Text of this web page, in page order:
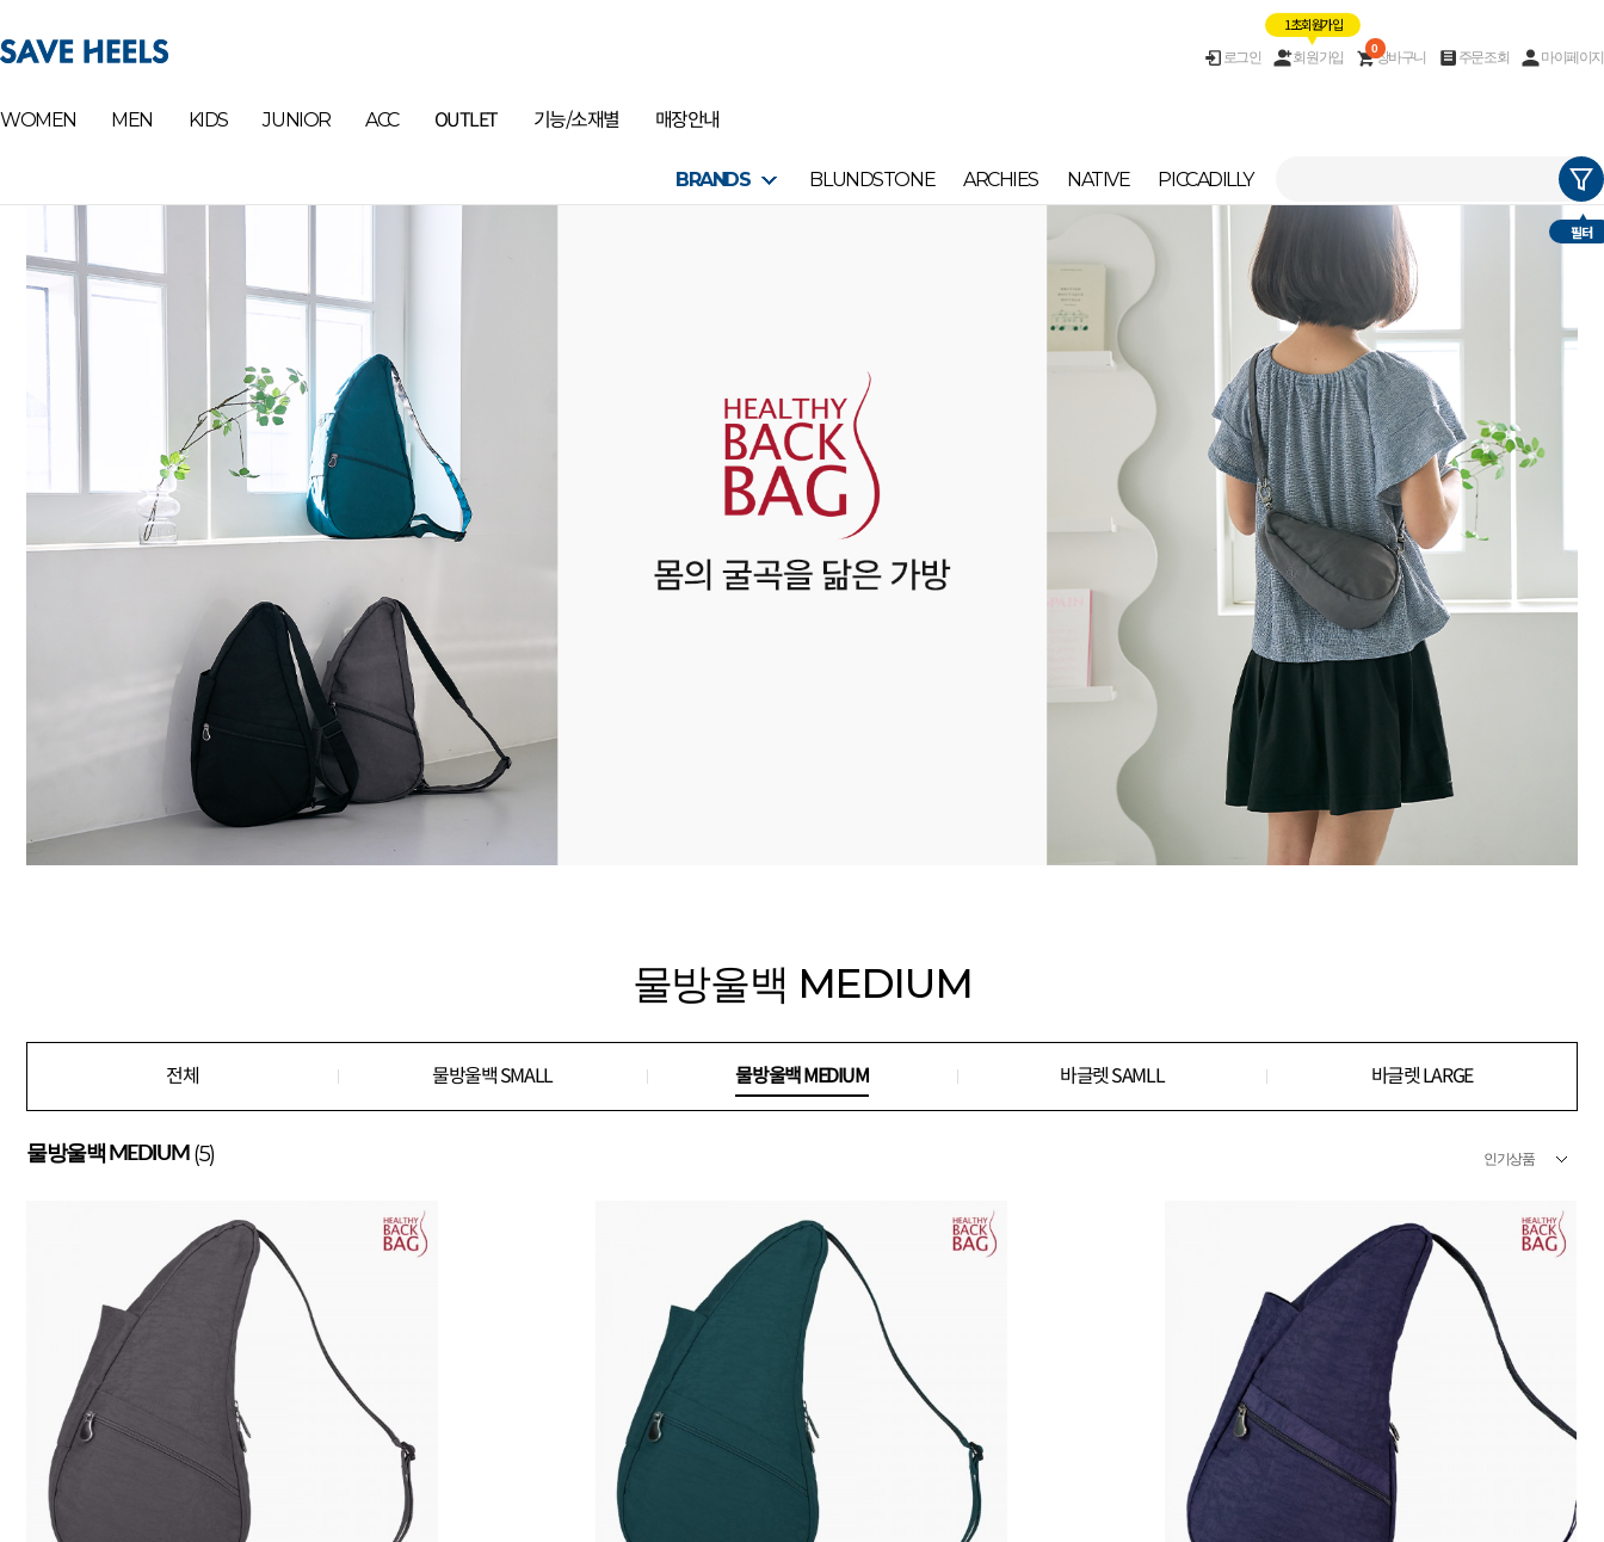
로그인 회원가입
1초 회원가입
장바구니
0
주문조회 마이페이지
WOMEN MEN KIDS JUNIOR ACC OUTLET 기능/소재별 매장안내
BRANDS BLUNDSTONE ARCHIES NATIVE PICCADILLY
필터
물방울백 MEDIUM
전체 물방울백 SMALL 물방울백 MEDIUM 바글렛 SAMLL 바글렛 LARGE
물방울백 MEDIUM (5)